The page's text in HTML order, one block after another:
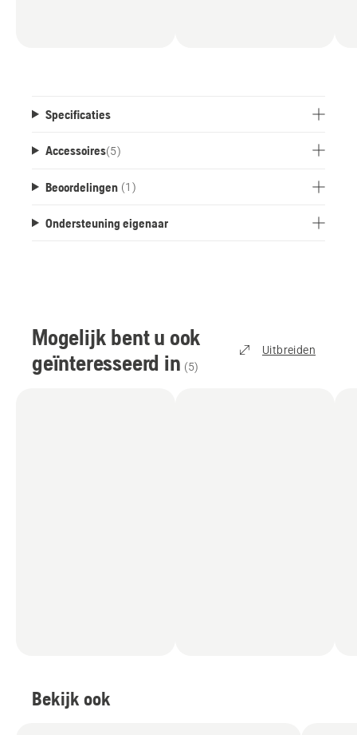
Specificaties
Accessoires(5)
Beoordelingen (1)
Ondersteuning eigenaar
Mogelijk bent u ook
geïnteresseerd in (5)
Uitbreiden
Bekijk ook